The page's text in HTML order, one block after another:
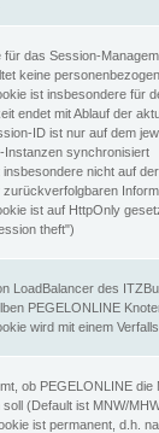
für das Session-
keine
ist insbesondere für
endet mit Ablauf der
ID ist nur auf dem
Instanzen synchronisiert
insbesondere nicht auf
zurückverfolgbaren
ist auf HttpOnly
theft")
LoadBalancer des
PEGELONLINE
wird mit einem
ob PEGELONLINE die
(Default ist MNW/
ist permanent, d.h.